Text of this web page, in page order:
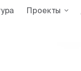
Проекты